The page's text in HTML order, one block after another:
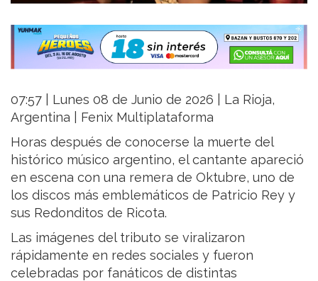
07:57 | Lunes 08 de Junio de 2026 | La Rioja,
Argentina | Fenix Multiplataforma
Horas después de conocerse la muerte del
histórico músico argentino, el cantante apareció
en escena con una remera de Oktubre, uno de
los discos más emblemáticos de Patricio Rey y
sus Redonditos de Ricota.
Las imágenes del tributo se viralizaron
rápidamente en redes sociales y fueron
celebradas por fanáticos de distintas